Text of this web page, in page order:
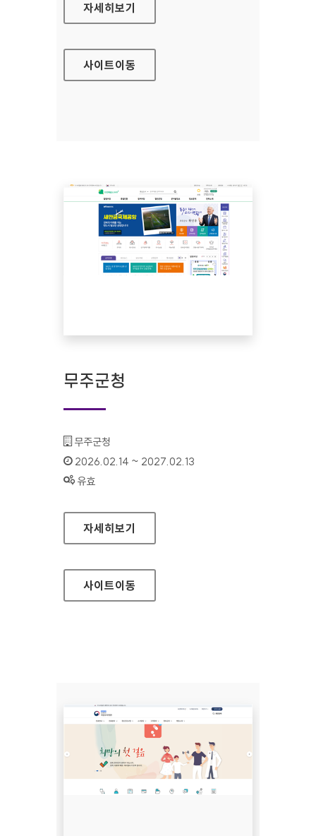
국가사이버안보센터
자세히보기
사이트이동
무주군청
기관명 :
무주군청
인증기간 :
2026.02.14 ~ 2027.02.13
상태 :
유효
무주군청
자세히보기
사이트이동